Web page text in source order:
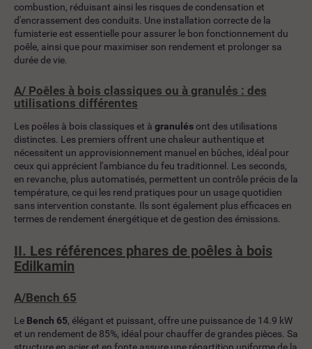
combustion, réduisant ainsi les risques de condensation et
d'encrassement des conduits. Une installation correcte de la
fumisterie est essentielle pour assurer le bon fonctionnement du
poêle, ainsi que pour maximiser son rendement et prolonger sa
durée de vie.
A/ Poêles à bois classiques ou à granulés : des
utilisations différentes
Les poêles à bois classiques et à granulésont des utilisations
distinctes. Les premiers offrent une chaleur authentique et
nécessitent un approvisionnement manuel en bûches, idéal pour
ceux qui apprécient l'ambiance du feu traditionnel. Les seconds,
en revanche, plus automatisés, permettent un contrôle précis de la
température, ce qui les rend pratiques pour un usage quotidien
sans intervention constante. Ils sont également plus efficaces en
termes de rendement énergétique et de gestion des émissions.
II. Les références phares de poêles à bois
Edilkamin
A/Bench 65
Le Bench 65, élégant et puissant, offre une puissance de 14.9 kW
et un rendement de 85%, idéal pour chauffer de grandes pièces. Sa